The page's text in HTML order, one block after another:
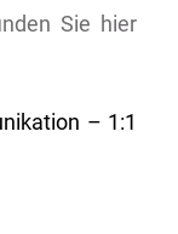
Sie hier
– 1:1